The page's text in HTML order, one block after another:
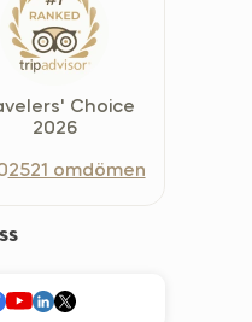
Choice
2026
2521 omdömen